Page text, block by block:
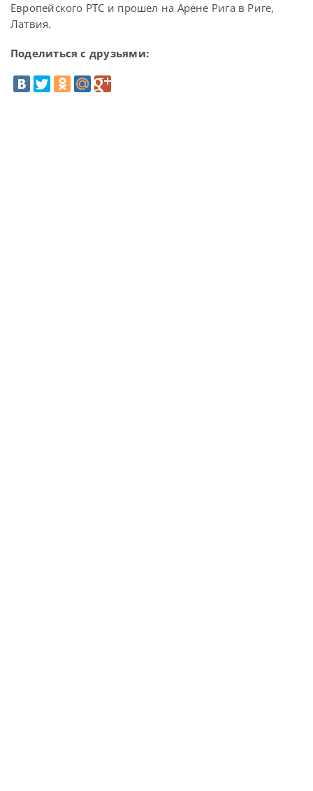
Европейского PTC и прошел на Арене Рига в Риге,
Латвия.
Поделиться с друзьями: